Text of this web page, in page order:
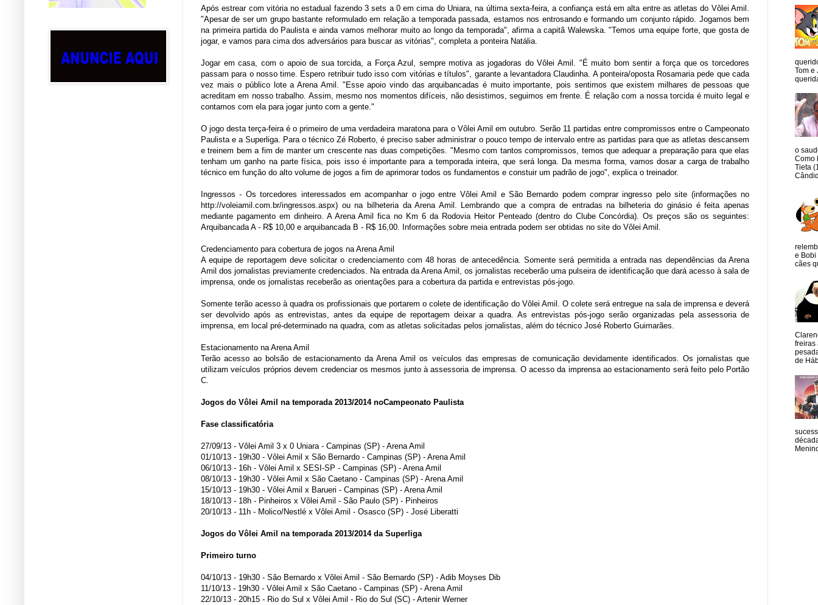
Após estrear com vitória no estadual fazendo 3 sets a 0 em cima do Uniara, na última sexta-feira, a confiança está em alta entre as atletas do Vôlei Amil.
"Apesar de ser um grupo bastante reformulado em relação a temporada passada, estamos nos entrosando e formando um conjunto rápido. Jogamos bem
na primeira partida do Paulista e ainda vamos melhorar muito ao longo da temporada", afirma a capitã Walewska. "Temos uma equipe forte, que gosta de
jogar, e vamos para cima dos adversários para buscar as vitórias", completa a ponteira Natália.
Jogar em casa, com o apoio de sua torcida, a Força Azul, sempre motiva as jogadoras do Vôlei Amil. "É muito bom sentir a força que os torcedores
passam para o nosso time. Espero retribuir tudo isso com vitórias e títulos", garante a levantadora Claudinha. A ponteira/oposta Rosamaria pede que cada
vez mais o público lote a Arena Amil. "Esse apoio vindo das arquibancadas é muito importante, pois sentimos que existem milhares de pessoas que
acreditam em nosso trabalho. Assim, mesmo nos momentos difíceis, não desistimos, seguimos em frente. É relação com a nossa torcida é muito legal e
contamos com ela para jogar junto com a gente."
O jogo desta terça-feira é o primeiro de uma verdadeira maratona para o Vôlei Amil em outubro. Serão 11 partidas entre compromissos entre o Campeonato
Paulista e a Superliga. Para o técnico Zé Roberto, é preciso saber administrar o pouco tempo de intervalo entre as partidas para que as atletas descansem
e treinem bem a fim de manter um crescente nas duas competições. "Mesmo com tantos compromissos, temos que adequar a preparação para que elas
tenham um ganho na parte física, pois isso é importante para a temporada inteira, que será longa. Da mesma forma, vamos dosar a carga de trabalho
técnico em função do alto volume de jogos a fim de aprimorar todos os fundamentos e constuir um padrão de jogo", explica o treinador.
Ingressos - Os torcedores interessados em acompanhar o jogo entre Vôlei Amil e São Bernardo podem comprar ingresso pelo site (informações no
http://voleiamil.com.br/ingressos.aspx) ou na bilheteria da Arena Amil. Lembrando que a compra de entradas na bilheteria do ginásio é feita apenas
mediante pagamento em dinheiro. A Arena Amil fica no Km 6 da Rodovia Heitor Penteado (dentro do Clube Concórdia). Os preços são os seguintes:
Arquibancada A - R$ 10,00 e arquibancada B - R$ 16,00. Informações sobre meia entrada podem ser obtidas no site do Vôlei Amil.
Credenciamento para cobertura de jogos na Arena Amil
A equipe de reportagem deve solicitar o credenciamento com 48 horas de antecedência. Somente será permitida a entrada nas dependências da Arena
Amil dos jornalistas previamente credenciados. Na entrada da Arena Amil, os jornalistas receberão uma pulseira de identificação que dará acesso à sala de
imprensa, onde os jornalistas receberão as orientações para a cobertura da partida e entrevistas pós-jogo.
Somente terão acesso à quadra os profissionais que portarem o colete de identificação do Vôlei Amil. O colete será entregue na sala de imprensa e deverá
ser devolvido após as entrevistas, antes da equipe de reportagem deixar a quadra. As entrevistas pós-jogo serão organizadas pela assessoria de
imprensa, em local pré-determinado na quadra, com as atletas solicitadas pelos jornalistas, além do técnico José Roberto Guimarães.
Estacionamento na Arena Amil
Terão acesso ao bolsão de estacionamento da Arena Amil os veículos das empresas de comunicação devidamente identificados. Os jornalistas que
utilizam veículos próprios devem credenciar os mesmos junto à assessoria de imprensa. O acesso da imprensa ao estacionamento será feito pelo Portão
C.
Jogos do Vôlei Amil na temporada 2013/2014 noCampeonato Paulista
Fase classificatória
27/09/13 - Vôlei Amil 3 x 0 Uniara - Campinas (SP) - Arena Amil
01/10/13 - 19h30 - Vôlei Amil x São Bernardo - Campinas (SP) - Arena Amil
06/10/13 - 16h - Vôlei Amil x SESI-SP - Campinas (SP) - Arena Amil
08/10/13 - 19h30 - Vôlei Amil x São Caetano - Campinas (SP) - Arena Amil
15/10/13 - 19h30 - Vôlei Amil x Barueri - Campinas (SP) - Arena Amil
18/10/13 - 18h - Pinheiros x Vôlei Amil - São Paulo (SP) - Pinheiros
20/10/13 - 11h - Molico/Nestlé x Vôlei Amil - Osasco (SP) - José Liberatti
Jogos do Vôlei Amil na temporada 2013/2014 da Superliga
Primeiro turno
04/10/13 - 19h30 - São Bernardo x Vôlei Amil - São Bernardo (SP) - Adib Moyses Dib
11/10/13 - 19h30 - Vôlei Amil x São Caetano - Campinas (SP) - Arena Amil
22/10/13 - 20h15 - Rio do Sul x Vôlei Amil - Rio do Sul (SC) - Artenir Werner
Tom e
o
Como
Tieta
e Bobi
cães
freiras
de